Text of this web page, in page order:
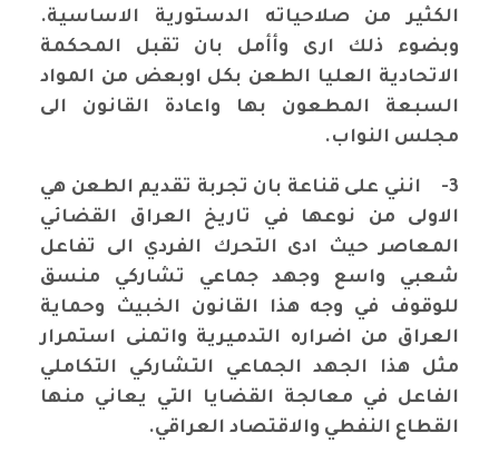
الكثير من صلاحياته الدستورية الاساسية.
وبضوء ذلك ارى وأأمل بان تقبل المحكمة
الاتحادية العليا الطعن بكل اوبعض من المواد
السبعة المطعون بها واعادة القانون الى
مجلس النواب.
3-
انني على قناعة بان تجربة تقديم الطعن هي
الاولى من نوعها في تاريخ العراق القضائي
المعاصر حيث ادى التحرك الفردي الى تفاعل
شعبي واسع وجهد جماعي تشاركي منسق
للوقوف في وجه هذا القانون الخبيث وحماية
العراق من اضراره التدميرية واتمنى استمرار
مثل هذا الجهد الجماعي التشاركي التكاملي
الفاعل في معالجة القضايا التي يعاني منها
القطاع النفطي والاقتصاد العراقي.